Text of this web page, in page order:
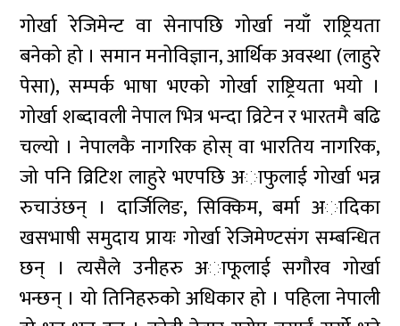
गोर्खा रेजिमेन्ट वा सेनापछि गोर्खा नयाँ राष्ट्रियता
बनेको हो । समान मनोविज्ञान, आर्थिक अवस्था (लाहुरे
पेसा), सम्पर्क भाषा भएको गोर्खा राष्ट्रियता भयो ।
गोर्खा शब्दावली नेपाल भित्र भन्दा व्रिटेन र भारतमै बढि
चल्यो । नेपालकै नागरिक होस् वा भारतिय नागरिक,
जो पनि व्रिटिश लाहुरे भएपछि अाफुलाई गोर्खा भन्न
रुचाउंछन् । दार्जिलिङ, सिक्किम, बर्मा अादिका
खसभाषी समुदाय प्रायः गोर्खा रेजिमेण्टसंग सम्बन्धित
छन् । त्यसैले उनीहरु अाफूलाई सगौरव गोर्खा
भन्छन् । यो तिनिहरुको अधिकार हो । पहिला नेपाली